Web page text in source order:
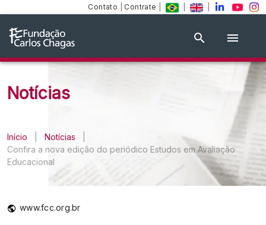
Contato Contrate
Notícias
Início Notícias
Confira a nova edição do periódico Estudos em Avaliação
Educacional
www.fcc.org.br